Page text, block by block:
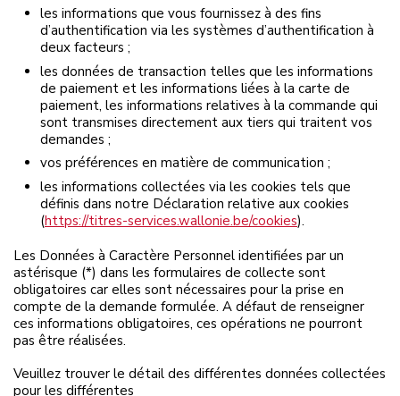
les informations que vous fournissez à des fins
d’authentification via les systèmes d’authentification à
deux facteurs ;
les données de transaction telles que les informations
de paiement et les informations liées à la carte de
paiement, les informations relatives à la commande qui
sont transmises directement aux tiers qui traitent vos
demandes ;
vos préférences en matière de communication ;
les informations collectées via les cookies tels que
définis dans notre Déclaration relative aux cookies
(https://titres-services.wallonie.be/cookies).
Les Données à Caractère Personnel identifiées par un
astérisque (*) dans les formulaires de collecte sont
obligatoires car elles sont nécessaires pour la prise en
compte de la demande formulée. A défaut de renseigner
ces informations obligatoires, ces opérations ne pourront
pas être réalisées.
Veuillez trouver le détail des différentes données collectées
pour les différentes